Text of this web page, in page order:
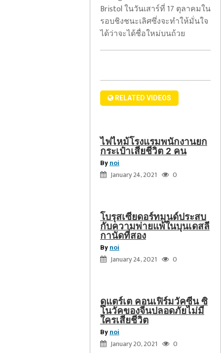
Bristol ในวันเสาร์ที่ 17 ตุลาคมใน
รอบชิงชนะเลิศซึ่งจะทำให้มั่นใจ
ได้ว่าจะได้ชื่อใหม่บนถ้วย
RELATED VIDEOS
ไหม้
โรงแรม
พนักงาน
ยก
ชีวิต
2
คน
ไฟไหม้โรงแรมพนักงานยก
กระเป๋าเสียชีวิต 2 คน
By noi
January 24, 2021 0
อร์
ทมุนด์
ประสบ
กับ
แพ้
ใน
บุ
สลี
กา
นัด
ที่
โบรุสเซียดอร์ทมุนด์ประสบ
กับความพ่ายแพ้ในบุนเดสลี
กานัดที่สอง
By noi
January 24, 2021 0
ดู
แตร์
คอนเฟิร์ม
วัคซีน
ซิ
โน
วัค
จีน
ปลอดภัย
ไม่มี
ใคร
เสีย
ดูแตร์เต คอนเฟิร์มวัคซีน ซิ
โนวัคของจีนปลอดภัยไม่มี
ใครเสียชีวิต
By noi
January 20, 2021 0